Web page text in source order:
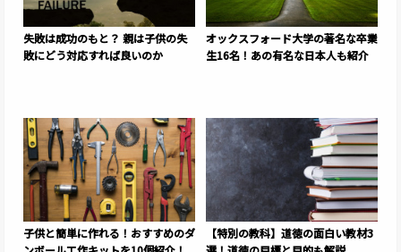
失敗は成功のもと？ 親は子供の失
敗にどう対応すれば良いのか
オックスフォード大学の著名な卒業
生16名！あの有名な日本人も紹介
子供と簡単に作れる！おすすめのダ
【特別の教科】道徳の面白い教材3